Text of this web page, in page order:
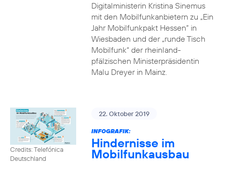
Digitalministerin Kristina Sinemus
mit den Mobilfunkanbietern zu „Ein
Jahr Mobilfunkpakt Hessen“ in
Wiesbaden und der „runde Tisch
Mobilfunk“ der rheinland-
pfälzischen Ministerpräsidentin
Malu Dreyer in Mainz.
Credits: Telefónica
Deutschland
22. Oktober 2019
INFOGRAFIK:
Hindernisse im
Mobilfunkausbau